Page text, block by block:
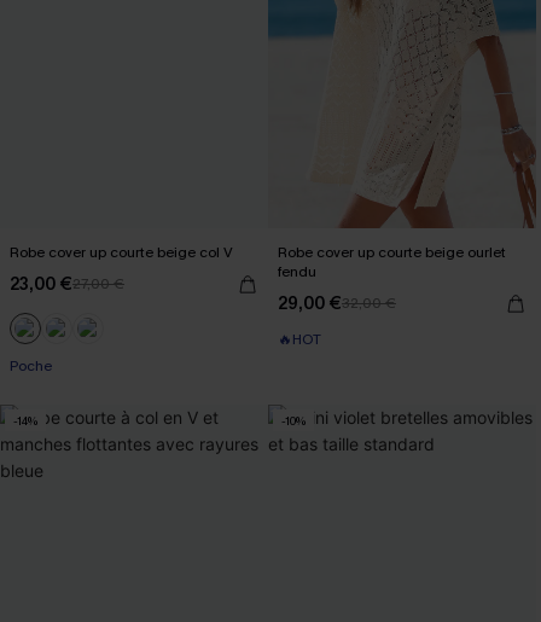
Robe cover up courte beige col V
23,00 €27,00 €
Poche
Robe cover up courte beige ourlet
fendu
29,00 €32,00 €
🔥HOT
-14% -10%